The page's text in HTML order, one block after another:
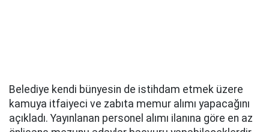
Belediye kendi bünyesin de istihdam etmek üzere
kamuya itfaiyeci ve zabıta memur alımı yapacağını
açıkladı. Yayınlanan personel alımı ilanına göre en az